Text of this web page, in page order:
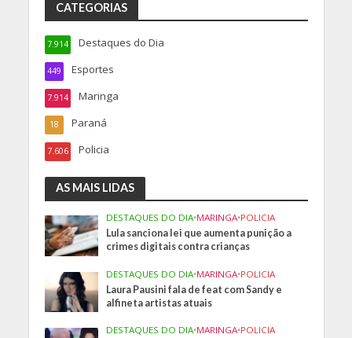
CATEGORIAS
Destaques do Dia
7.914
Esportes
449
Maringa
7.914
Paraná
18
Policia
7.606
AS MAIS LIDAS
DESTAQUES DO DIA•MARINGA•POLICIA
Lula sanciona lei que aumenta punição a
crimes digitais contra crianças
DESTAQUES DO DIA•MARINGA•POLICIA
Laura Pausini fala de feat com Sandy e
alfineta artistas atuais
DESTAQUES DO DIA•MARINGA•POLICIA